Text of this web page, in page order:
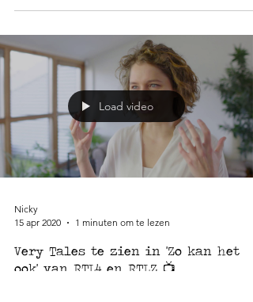
Load video
Nicky
15 apr 2020
1 minuten om te lezen
Very Tales te zien in 'Zo kan het